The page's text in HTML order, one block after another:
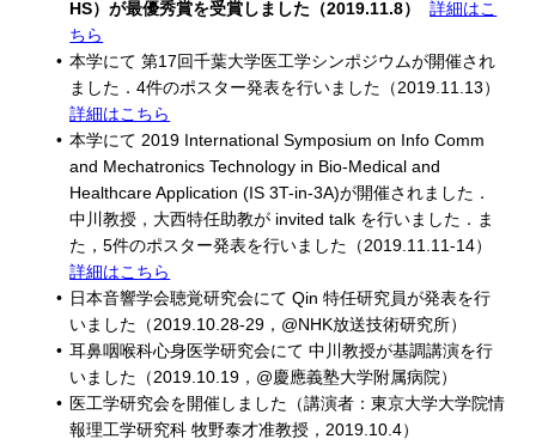
HS）が最優秀賞を受賞しました（2019.11.8）詳細はこ
ちら
本学にて 第17回千葉大学医工学シンポジウムが開催され
ました．4件のポスター発表を行いました（2019.11.13）
詳細はこちら
本学にて 2019 International Symposium on Info Comm
and Mechatronics Technology in Bio-Medical and
Healthcare Application (IS 3T-in-3A)が開催されました．
中川教授，大西特任助教が invited talk を行いました．ま
た，5件のポスター発表を行いました（2019.11.11-14）
詳細はこちら
日本音響学会聴覚研究会にて Qin 特任研究員が発表を行
いました（2019.10.28-29，@NHK放送技術研究所）
耳鼻咽喉科心身医学研究会にて 中川教授が基調講演を行
いました（2019.10.19，@慶應義塾大学附属病院）
医工学研究会を開催しました（講演者：東京大学大学院情
報理工学研究科 牧野泰才准教授，2019.10.4）